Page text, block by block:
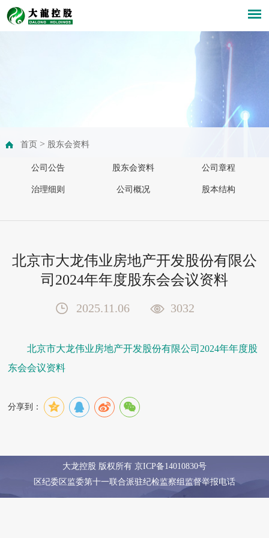
首页> 股东会资料
公司公告 股东会资料 公司章程
治理细则 公司概况 股本结构
北京市大龙伟业房地产开发股份有限公
司2024年年度股东会会议资料
2025.11.06 3032
北京市大龙伟业房地产开发股份有限公司2024年年度股
东会会议资料
分享到：
大龙控股 版权所有 京ICP备14010830号
区纪委区监委第十一联合派驻纪检监察组监督举报电话